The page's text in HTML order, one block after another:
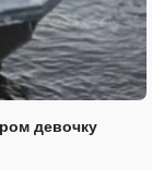
девочку